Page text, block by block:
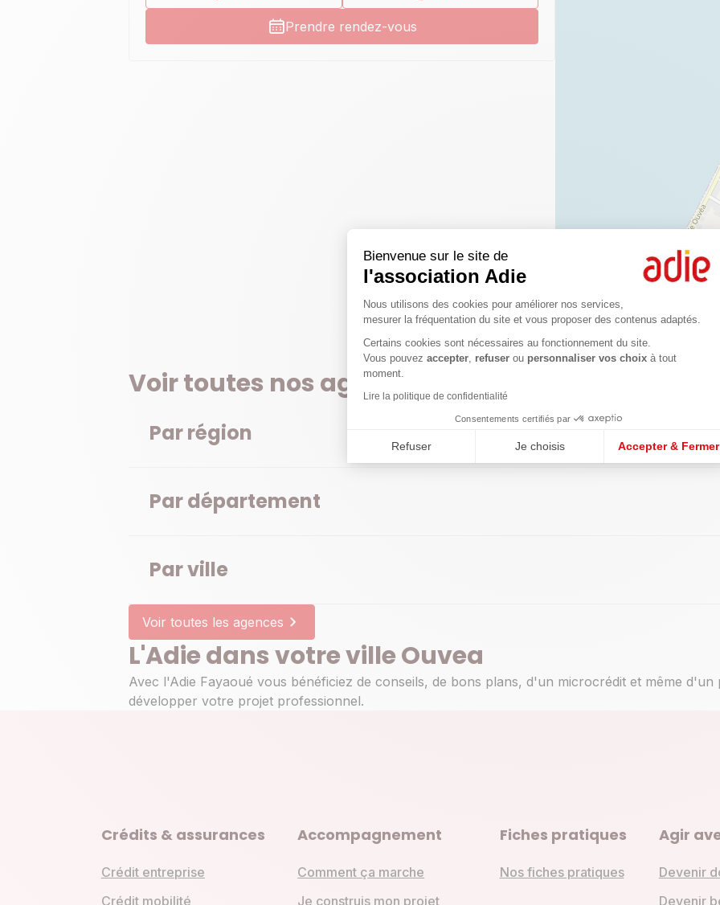
Bienvenue sur le site de
l'association Adie
Plateforme de Gestion du
Nous utilisons des cookies pour améliorer nos services,
mesurer la fréquentation du site et vous proposer des contenus adaptés.
Certains cookies sont nécessaires au fonctionnement du site.
Vous pouvez accepter refuser ou personnaliser vos choix à tout
moment.
Lire la politique de confidentialité
Consentements certifiés par
Refuser Je choisis Accepter & Fermer
Axeptio consent
Prendre rendez-vous
Voir toutes nos agences
Par région
Par département
Par ville
Voir toutes les agences
L'Adie dans votre ville Ouvea
Avec l'Adie Fayaoué vous bénéficiez de conseils, de bons plans, d'un microcrédit et même
développer votre projet professionnel.
Crédits & assurances
Crédit entreprise
Crédit mobilité
Accompagnement
Comment ça marche
Je construis mon projet
Fiches pratiques
Nos fiches pratiques
Agir
Devenir
Devenir